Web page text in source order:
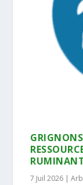
7 Juil 2026 |